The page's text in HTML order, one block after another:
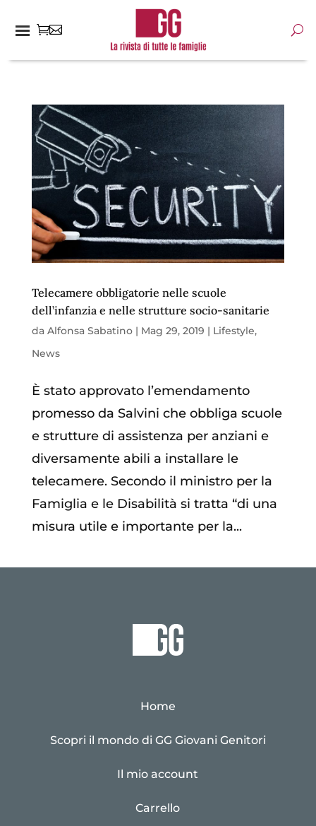
Telecamere obbligatorie nelle scuole
dell’infanzia e nelle strutture socio-sanitarie
da Alfonsa Sabatino| Mag 29, 2019 | Lifestyle,
News
È stato approvato l’emendamento
promesso da Salvini che obbliga scuole
e strutture di assistenza per anziani e
diversamente abili a installare le
telecamere. Secondo il ministro per la
Famiglia e le Disabilità si tratta “di una
misura utile e importante per la...
Home
Scopri il mondo di GG Giovani Genitori
Il mio account
Carrello